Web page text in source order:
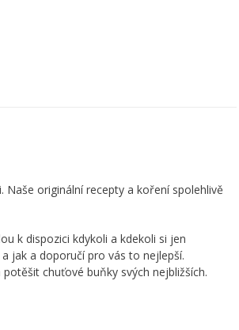
originální recepty a koření spolehlivě
k dispozici kdykoli a kdekoli si jen
jak a doporučí pro vás to nejlepší.
chuťové buňky svých nejbližších.